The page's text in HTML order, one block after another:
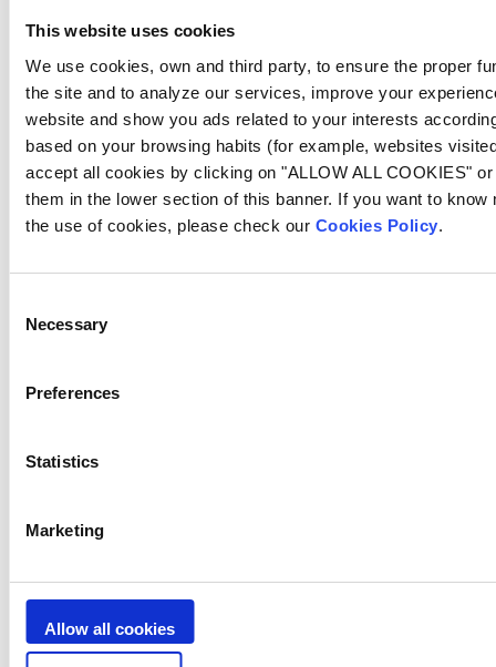
This website uses cookies
We use cookies, own and third party, to ensure the proper
the site and to analyze our services, improve your
website and show you ads related to your interests
based on your browsing habits (for example, websites
accept all cookies by clicking on "ALLOW ALL COOKIES"
them in the lower section of this banner. If you want to know
the use of cookies, please check our Cookies Policy.
Selection
Necessary
Preferences
Statistics
Marketing
Allow all cookies
Chlordosierung oder Salzelektrolyse empfohlen.
(3) Eine kontinuierliche Messung von pH-Wert und
Chlorgehalt sowie eine automatische Regulierung
dieser Parameter sind in öffentlichen Schwimmbecken
unverzichtbar. Empfehlung: Informieren Sie die
Poolbenutzer per Aushang über die Werte und die
Wasserqualität.
Antwort auf Frage Nummer 2:Sollten die Benutzer
eineangemessene Körperhygiene
haben, sollte man sich vor dem Baden die Hände
vor und nach dem Schwimmen zu duschen.
sollten Badebekleidung und Handtücher gewaschen
Zusätzlich zum Poolwasser sollten
Duschen, Leitern usw. mit speziell dafür vorgesehenen
desinfiziert werden.